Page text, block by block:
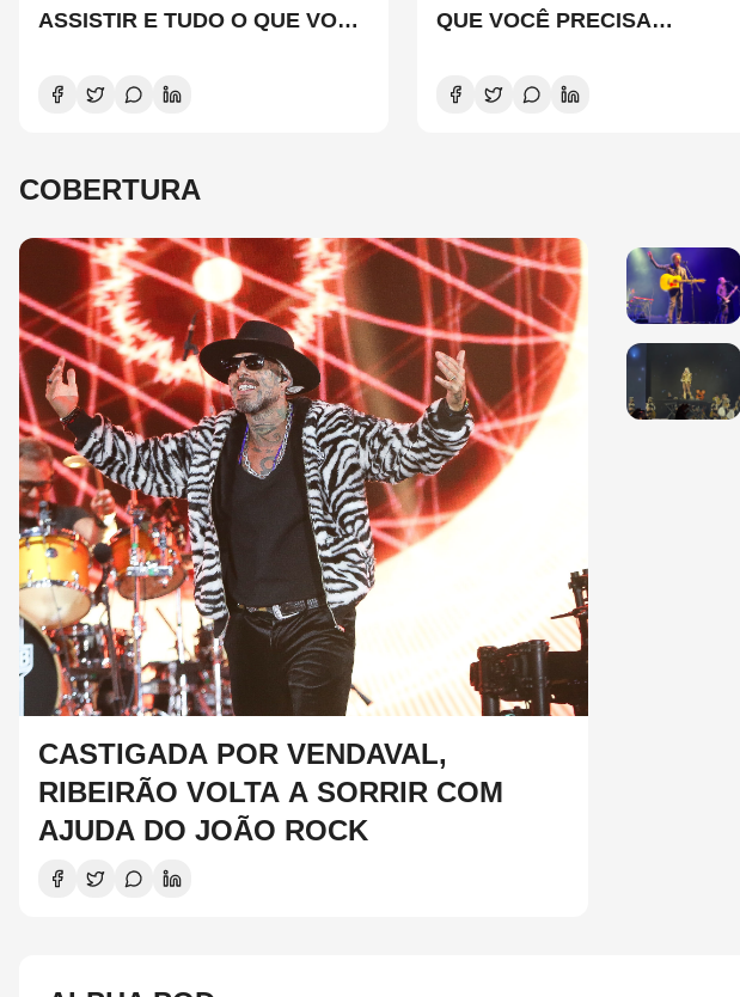
ASSISTIR E TUDO O QUE VOCÊ
NOVA TEMPORADA
QUE VOCÊ PRECISA
COBERTURA
CASTIGADA POR VENDAVAL,
RIBEIRÃO VOLTA A SORRIR COM
AJUDA DO JOÃO ROCK